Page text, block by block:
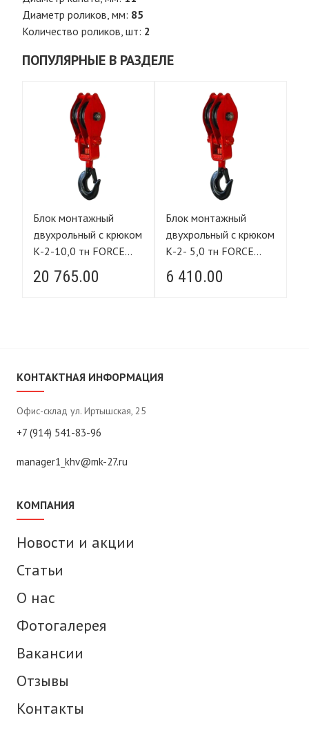
Диаметр роликов, мм: 85
Количество роликов, шт: 2
ПОПУЛЯРНЫЕ В РАЗДЕЛЕ
Блок монтажный
двухрольный с крюком
К-2-10,0 тн FORCE
LIFTING
20 765.00
Блок монтажный
двухрольный с крюком
К-2- 5,0 тн FORCE
LIFTING
6 410.00
КОНТАКТНАЯ ИНФОРМАЦИЯ
Офис-склад ул. Иртышская, 25
+7 (914) 541-83-96
manager1_khv@mk-27.ru
КОМПАНИЯ
Новости и акции
Статьи
О нас
Фотогалерея
Вакансии
Отзывы
Контакты